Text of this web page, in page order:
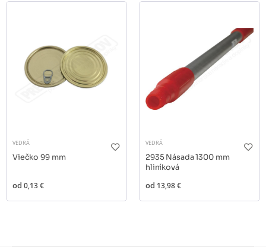
VEDRÁ
Viečko 99 mm
od 0,13 €
VEDRÁ
2935 Násada 1300 mm
hliníková
od 13,98 €